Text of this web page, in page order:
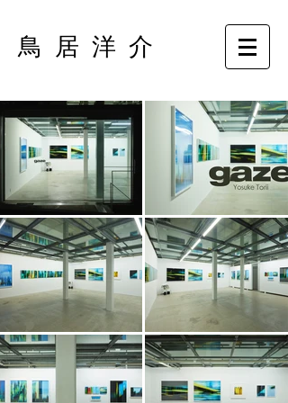
鳥 居 洋 介